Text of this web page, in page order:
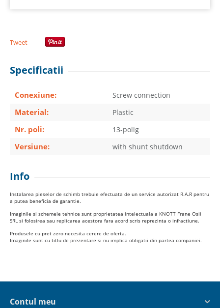
Tweet
Specificatii
Conexiune: Screw connection
Material: Plastic
Nr. poli: 13-polig
Versiune: with shunt shutdown
Info
Instalarea pieselor de schimb trebuie efectuata de un service autorizat R.A.R pentru
a putea beneficia de garantie.
Imaginile si schemele tehnice sunt proprietatea intelectuala a KNOTT Frane Osii
SRL si folosirea sau replicarea acestora fara acord scris reprezinta o infractiune.
Produsele cu pret zero necesita cerere de oferta.
Imaginile sunt cu titlu de prezentare si nu implica obligatii din partea companiei.
Contul meu